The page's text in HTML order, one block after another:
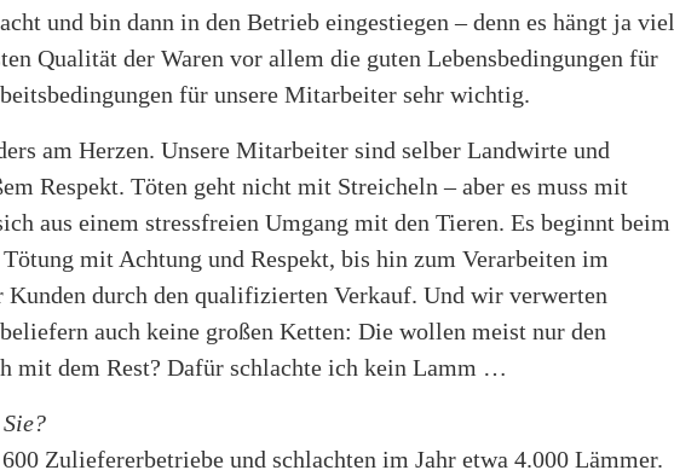
und bin dann in den Betrieb eingestiegen – denn es hängt ja viel
Qualität der Waren vor allem die guten Lebensbedingungen für
für unsere Mitarbeiter sehr wichtig.
am Herzen. Unsere Mitarbeiter sind selber Landwirte und
Respekt. Töten geht nicht mit Streicheln – aber es muss mit
aus einem stressfreien Umgang mit den Tieren. Es beginnt beim
mit Achtung und Respekt, bis hin zum Verarbeiten im
Kunden durch den qualifizierten Verkauf. Und wir verwerten
auch keine großen Ketten: Die wollen meist nur den
mit dem Rest? Dafür schlachte ich kein Lamm …
Zuliefererbetriebe und schlachten im Jahr etwa 4.000 Lämmer.